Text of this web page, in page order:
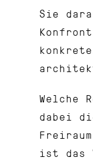
Sie
Welche
dabei
ist das